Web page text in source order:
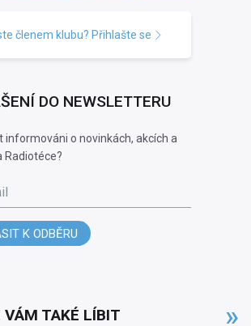
členem klubu? Přihlašte se
DO NEWSLETTERU
informováni o novinkách, akcích a
Radiotéce?
K ODBĚRU
VÁM TAKÉ LÍBIT